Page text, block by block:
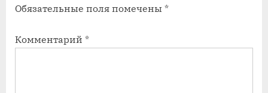
:
ь
Обязательные поля помечены *
Комментарий *